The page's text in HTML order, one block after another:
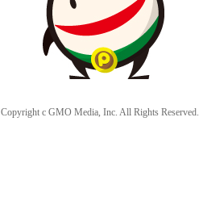
Copyright c GMO Media, Inc. All Rights Reserved.